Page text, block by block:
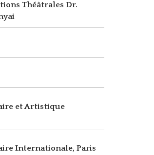
Théâtrales Dr.
et Artistique
Internationale, Paris